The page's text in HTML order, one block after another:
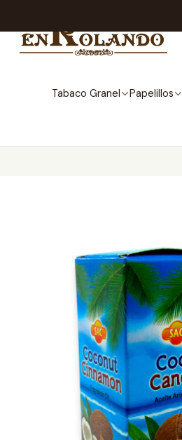
Tabaco Granel Papelillos